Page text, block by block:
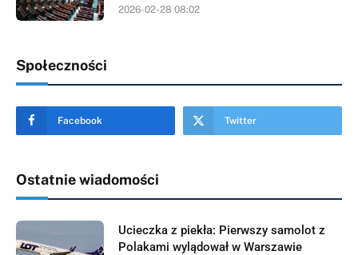
2026-02-28 08:02
Społeczności
Facebook Twitter
Ostatnie wiadomości
Ucieczka z piekła: Pierwszy samolot z
Polakami wylądował w Warszawie